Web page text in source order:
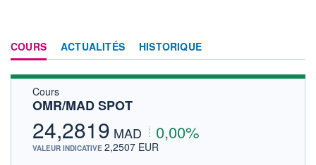
COURS ACTUALITÉS HISTORIQUE
Cours
OMR/MAD SPOT
24,2819 MAD 0,00%
VALEUR INDICATIVE 2,2507 EUR